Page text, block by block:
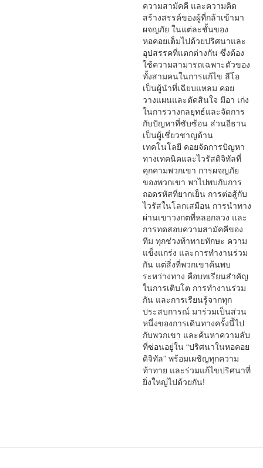
ความสามัคคี และความคิด
สร้างสรรค์ของผู้ที่กล้าเข้ามา
ผจญภัย ในแต่ละชั้นของ
หอคอยเต็มไปด้วยปริศนาและ
อุปสรรคที่แตกต่างกัน ซึ่งต้อง
ใช้ความสามารถเฉพาะตัวของ
ทั้งสามคนในการแก้ไข ลีโอ
เป็นผู้นำที่เฉียบแหลม คอย
วางแผนและตัดสินใจ มีอา เก่ง
ในการวางกลยุทธ์และจัดการ
กับปัญหาที่ซับซ้อน ส่วนอีธาน
เป็นผู้เชี่ยวชาญด้าน
เทคโนโลยี คอยจัดการปัญหา
ทางเทคนิคและไวรัสดิจิทัลที่
คุกคามพวกเขา การผจญภัย
ของพวกเขา พาไปพบกับการ
ถอดรหัสที่ยากเย็น การต่อสู้กับ
ไวรัสในโลกเสมือน การนำทาง
ผ่านเขาวงกตที่หลอกลวง และ
การทดสอบความสามัคคีของ
ทีม ทุกช่วงท้าทายทักษะ ความ
แข็งแกร่ง และการทำงานร่วม
กัน แต่สิ่งที่พวกเขาค้นพบ
ระหว่างทาง คือบทเรียนสำคัญ
ในการเติบโต การทำงานร่วม
กัน และการเรียนรู้จากทุก
ประสบการณ์ มาร่วมเป็นส่วน
หนึ่งของการเดินทางครั้งนี้ไป
กับพวกเขา และค้นหาความลับ
ที่ซ่อนอยู่ใน “ปริศนาในหอคอย
ดิจิทัล” พร้อมเผชิญทุกความ
ท้าทาย และร่วมแก้ไขปริศนาที่
ยิ่งใหญ่ไปด้วยกัน!